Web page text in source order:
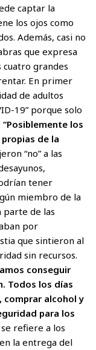
captar la
los ojos como
Además, casi no
que expresa
cuatro grandes
En primer
de adultos
19” porque solo
“Posiblemente los
de la
“no” a las
tener
miembro de la
parte de las
por
que sintieron al
sin recursos.
conseguir
Todos los días
comprar alcohol y
para los
refiere a los
la entrega del